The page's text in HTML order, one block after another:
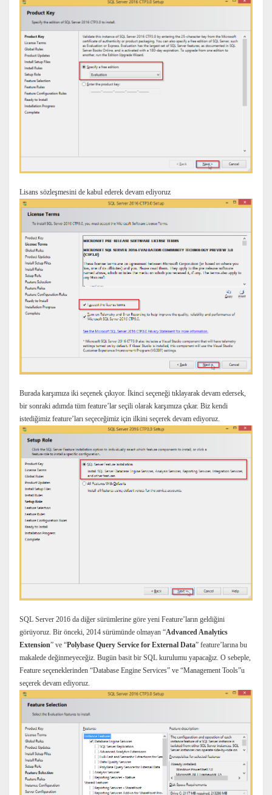
Lisans sözleşmesini de kabul ederek devam ediyoruz
Burada karşımıza iki seçenek çıkıyor. İkinci seçeneği tıklayarak devam edersek,
bir sonraki adımda tüm feature’lar seçili olarak karşımıza çıkar. Biz kendi
istediğimiz feature’ları seçeceğimiz için ilkini seçerek devam ediyoruz.
SQL Server 2016 da diğer sürümlerine göre yeni Feature’ların geldiğini
görüyoruz. Bir önceki, 2014 sürümünde olmayan “Advanced Analytics
Extension” ve “Polybase Query Service for External Data” feature’larına bu
makalede değinmeyeceğiz. Bugün basit bir SQL kurulumu yapacağız. O sebeple,
Feature seçeneklerinden “Database Engine Services” ve “Management Tools”u
seçerek devam ediyoruz.